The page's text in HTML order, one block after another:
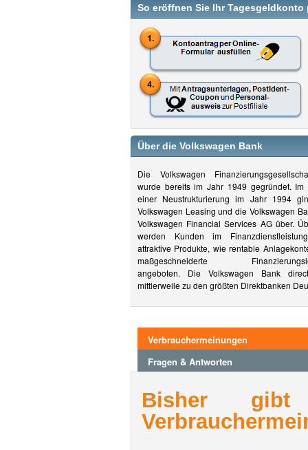
So eröffnen Sie Ihr Tagesgeldkonto
Über die Volkswagen Bank
Die Volkswagen
wurde bereits im Jahr 1949 gegründet. Im
einer Neustrukturierung im Jahr 1994
Volkswagen Leasing und die Volkswagen
Volkswagen Financial Services AG über.
werden Kunden im
attraktive Produkte, wie rentable
maßgeschneiderte
angeboten. Die Volkswagen Bank
mittlerweile zu den größten Direktbanken
Verbrauchermeinungen
Fragen & Antworten
Bisher